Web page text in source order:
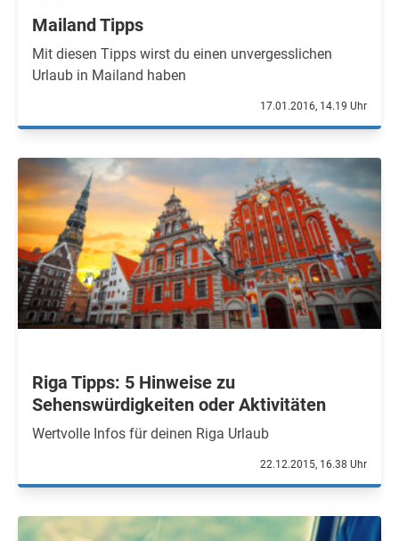
Mailand Tipps
Mit diesen Tipps wirst du einen unvergesslichen
Urlaub in Mailand haben
17.01.2016, 14.19 Uhr
Riga Tipps: 5 Hinweise zu
Sehenswürdigkeiten oder Aktivitäten
Wertvolle Infos für deinen Riga Urlaub
22.12.2015, 16.38 Uhr